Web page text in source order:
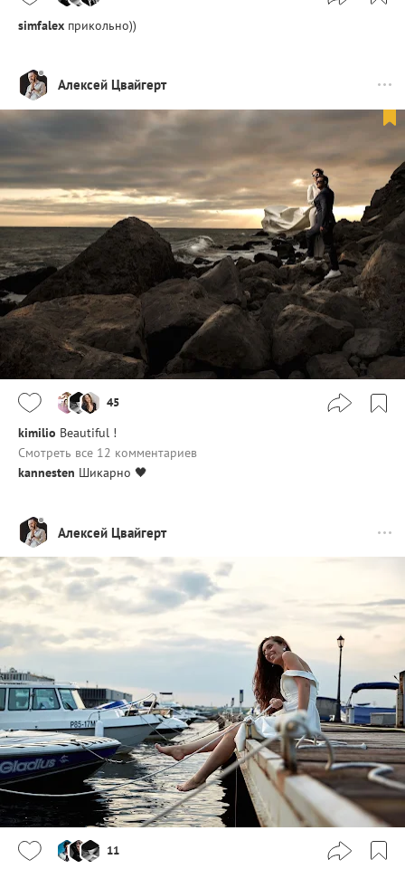
simfalex прикольно))
Алексей Цвайгерт
45
kimilio Beautiful !
Смотреть все 12 комментариев
kannesten Шикарно 🖤
Алексей Цвайгерт
11